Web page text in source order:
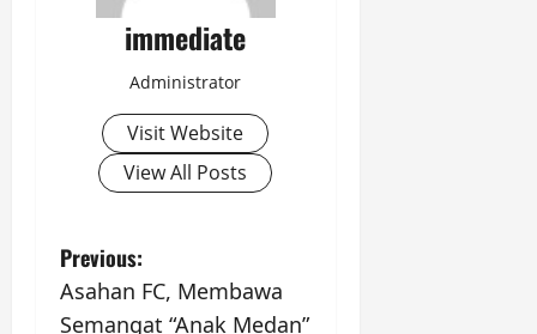
immediate
Administrator
Visit Website
View All Posts
P
o
Previous:
Asahan FC, Membawa
Semangat “Anak Medan”